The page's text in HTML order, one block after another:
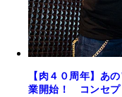
【肉４０周年】あ
業開始！ コンセプ